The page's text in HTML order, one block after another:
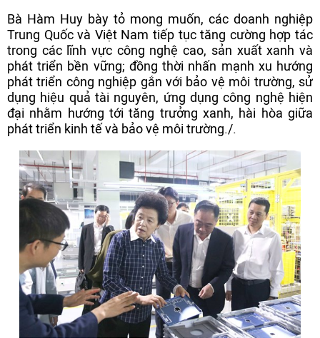
Bà Hàm Huy bày tỏ mong muốn, các doanh nghiệp
Trung Quốc và Việt Nam tiếp tục tăng cường hợp tác
trong các lĩnh vực công nghệ cao, sản xuất xanh và
phát triển bền vững; đồng thời nhấn mạnh xu hướng
phát triển công nghiệp gắn với bảo vệ môi trường, sử
dụng hiệu quả tài nguyên, ứng dụng công nghệ hiện
đại nhằm hướng tới tăng trưởng xanh, hài hòa giữa
phát triển kinh tế và bảo vệ môi trường./.